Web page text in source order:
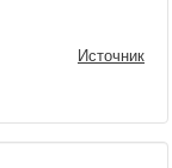
Источник